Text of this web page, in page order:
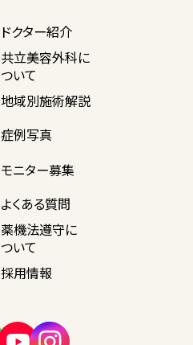
ドクター紹介
共立美容外科に
ついて
地域別施術解説
症例写真
モニター募集
よくある質問
薬機法遵守に
ついて
採用情報